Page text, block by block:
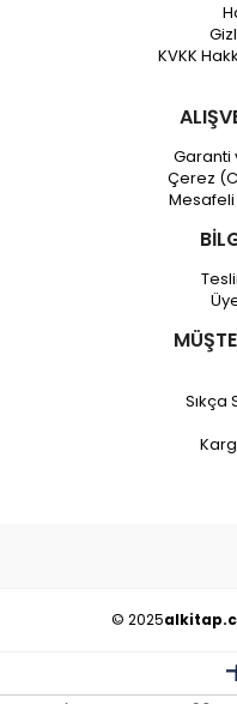
KVKK
Garanti
Çerez
Mesafeli
Sıkça
© 2025